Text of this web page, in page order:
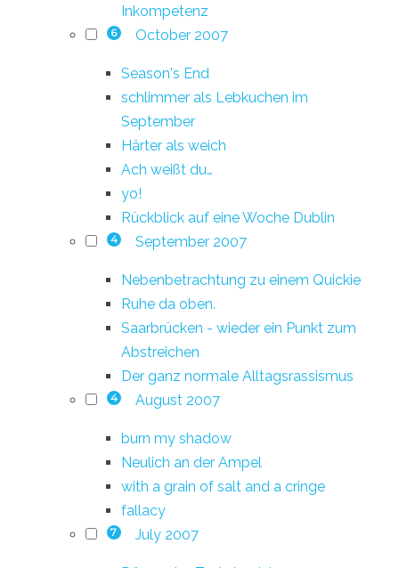
Inkompetenz
6 October 2007
Season's End
schlimmer als Lebkuchen im
September
Härter als weich
Ach weißt du…
yo!
Rückblick auf eine Woche Dublin
4 September 2007
Nebenbetrachtung zu einem Quickie
Ruhe da oben.
Saarbrücken - wieder ein Punkt zum
Abstreichen
Der ganz normale Alltagsrassismus
4 August 2007
burn my shadow
Neulich an der Ampel
with a grain of salt and a cringe
fallacy
7 July 2007